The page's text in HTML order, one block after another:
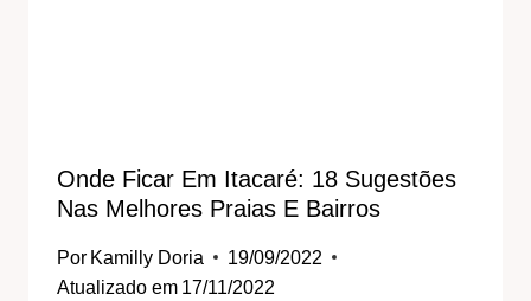
Onde Ficar Em Itacaré: 18 Sugestões
Nas Melhores Praias E Bairros
Por Kamilly Doria
19/09/2022
Atualizado em 17/11/2022